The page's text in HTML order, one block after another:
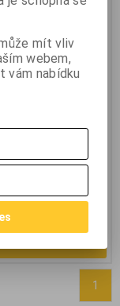
Alkalická baterie
určená pro
odběry, jako jsou
modely na dálkové
a jiné.
EUR)64 Kč
(Vaše cena
1
mít vliv
webem,
vám nabídku